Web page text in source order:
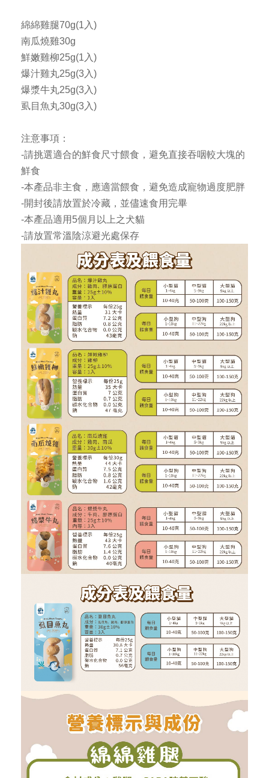
綿綿雞腿70g(1入)
南瓜燒雞30g
鮮嫩雞柳25g(1入)
爆汁雞丸25g(3入)
爆漿牛丸25g(3入)
虱目魚丸30g(3入)
注意事項：
-請挑選適合的鮮食尺寸餵食，避免直接吞咽較大塊的
鮮食
-本產品非主食，應適當餵食，避免造成寵物過度肥胖
-開封後請放置於冷藏，並儘速食用完畢
-本產品適用5個月以上之犬貓
-請放置常溫陰涼避光處保存